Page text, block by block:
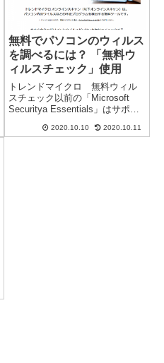
無料でパソコンのウィルス
を調べるには？ 「無料ウ
ィルスチェック」使用
トレンドマイクロ 無料ウィル
スチェック以前の「Microsoft
Securitya Essentials」はサポー
は、「Windows Defender ウイル
2020.10.10 2020.10.11